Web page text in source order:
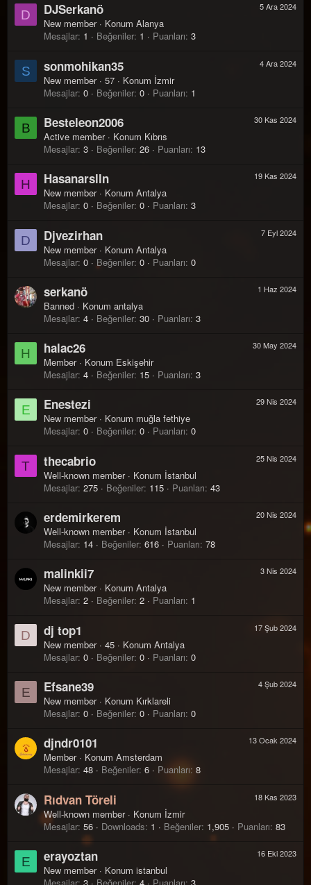
D
5 Ara 2024
DJSerkanö
New member · Konum Alanya
Mesajlar 1 Beğeniler 1 Puanları 3
S
4 Ara 2024
sonmohikan35
New member · 57 · Konum İzmir
Mesajlar 0 Beğeniler 0 Puanları 1
B
30 Kas 2024
Besteleon2006
Active member · Konum Kıbrıs
Mesajlar 3 Beğeniler 26 Puanları 13
H
19 Kas 2024
Hasanarslln
New member · Konum Antalya
Mesajlar 0 Beğeniler 0 Puanları 3
D
7 Eyl 2024
Djvezirhan
New member · Konum Antalya
Mesajlar 0 Beğeniler 0 Puanları 0
1 Haz 2024
serkanö
Banned · Konum antalya
Mesajlar 4 Beğeniler 30 Puanları 3
H
30 May 2024
halac26
Member · Konum Eskişehir
Mesajlar 4 Beğeniler 15 Puanları 3
E
29 Nis 2024
Enestezi
New member · Konum muğla fethiye
Mesajlar 0 Beğeniler 0 Puanları 0
T
25 Nis 2024
thecabrio
Well-known member · Konum İstanbul
Mesajlar 275 Beğeniler 115 Puanları 43
20 Nis 2024
erdemirkerem
Well-known member · Konum İstanbul
Mesajlar 14 Beğeniler 616 Puanları 78
3 Nis 2024
malinkii7
New member · Konum Antalya
Mesajlar 2 Beğeniler 2 Puanları 1
D
17 Şub 2024
dj top1
New member · 45 · Konum Antalya
Mesajlar 0 Beğeniler 0 Puanları 0
E
4 Şub 2024
Efsane39
New member · Konum Kırklareli
Mesajlar 0 Beğeniler 0 Puanları 0
13 Ocak 2024
djndr0101
Member · Konum Amsterdam
Mesajlar 48 Beğeniler 6 Puanları 8
18 Kas 2023
Rıdvan Töreli
Well-known member · Konum İzmir
Mesajlar 56 Downloads 1 Beğeniler 1,905 Puanları 83
E
16 Eki 2023
erayoztan
New member · Konum istanbul